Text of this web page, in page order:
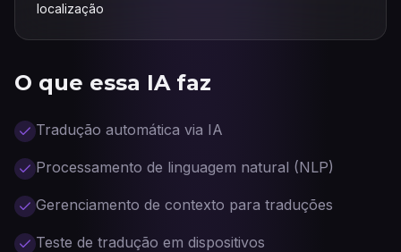
O que essa IA faz
Tradução automática via IA
Processamento de linguagem natural (NLP)
Gerenciamento de contexto para traduções
Teste de tradução em dispositivos
localização